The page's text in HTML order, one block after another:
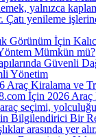
yalnızca
yenileme
Mümkün mü?
Yönetim
İçin 2026 Araç
seçimi,
arasında yer